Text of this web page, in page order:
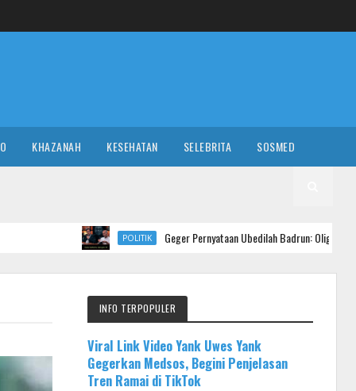
KHAZANAH KESEHATAN SELEBRITA SOSMED
POLITIK Geger Pernyataan Ubedilah Badrun: Oligarki Diduga Setor
INFO TERPOPULER
Viral Link Video Yank Uwes Yank
Gegerkan Medsos, Begini Penjelasan
Tren Ramai di TikTok